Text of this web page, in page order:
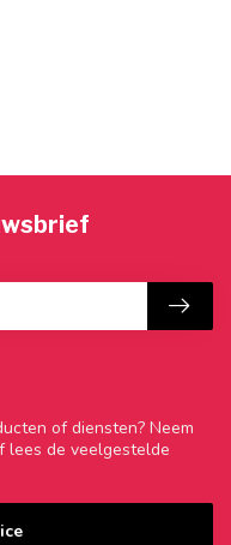
of diensten? Neem
lees de veelgestelde